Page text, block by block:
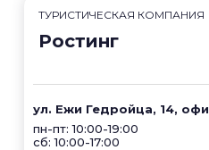
ТУРИСТИЧЕСКАЯ КОМПАНИЯ
Ростинг
ул. Ежи Гедройца, 14,
пн-пт: 10:00-19:00
сб: 10:00-17:00